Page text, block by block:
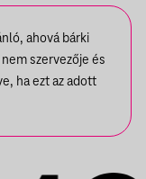
ahová bárki
szervezője és
ha ezt az adott